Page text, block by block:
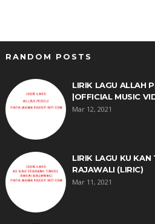
RANDOM POSTS
LIRIK LAGU ALLAH
|OFFICIAL MUSIC
Mar 12, 2021
LIRIK LAGU KU KAN
RAJAWALI (LIRIC)
Mar 11, 2021